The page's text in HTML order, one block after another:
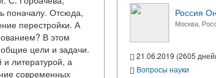
поначалу. Отсюда,
перестройки. А
В этом
цели и задачи.
литературой, а
современных
Россия
Москва,
21.06.2019 (2605
Вопросы науки